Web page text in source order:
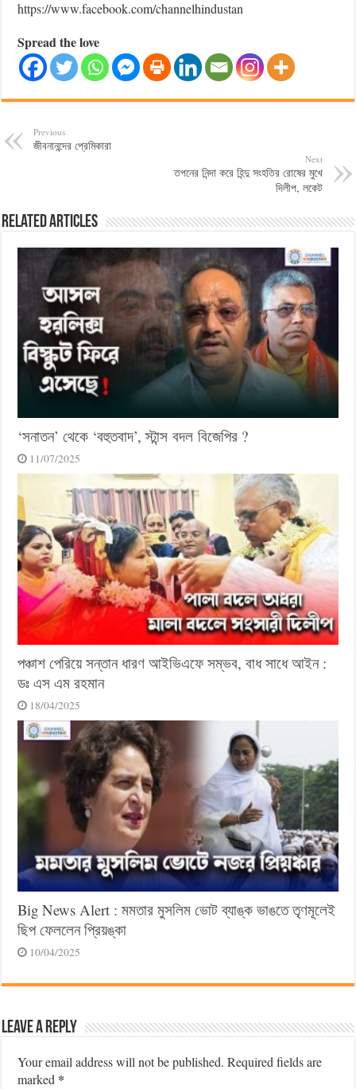
https://www.facebook.com/channelhindustan
Spread the love
Previous
জীবনানন্দের প্রেমিকারা
Next
তপনের নিন্দা করে হিন্দু সংহতির রোষের মুখে
দিলীপ, লকেট
Related Articles
‘সনাতন’ থেকে ‘বহুতবাদ’, স্টান্স বদল বিজেপির ?
11/07/2025
পঞ্চাশ পেরিয়ে সন্তান ধারণ আইভিএফে সম্ভব, বাধ সাধে আইন :
ডঃ এস এম রহমান
18/04/2025
Big News Alert : মমতার মুসলিম ভোট ব্যাঙ্ক ভাঙতে তৃণমূলেই
ছিপ ফেললেন প্রিয়ঙ্কা
10/04/2025
Leave a Reply
Your email address will not be published. Required fields are
marked *